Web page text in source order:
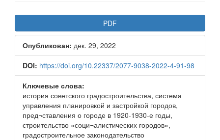
Боковая
панель
статьи
PDF
Опубликован: дек. 29, 2022
DOI: https://doi.org/10.22337/2077-9038-2022-4-91-98
Ключевые слова:
история советского градостроительства, система
управления планировкой и застройкой городов,
пред¬ставления о городе в 1920-1930-е годы,
строительство «соци¬алистических городов»,
градостроительное законодательство